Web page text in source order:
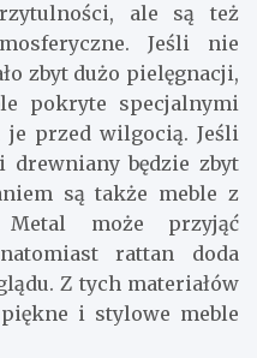
ale są też
Jeśli nie
zbyt dużo pielęgnacji,
pokryte specjalnymi
przed wilgocią. Jeśli
drewniany będzie zbyt
są także meble z
może przyjąć
rattan doda
Z tych materiałów
i stylowe meble